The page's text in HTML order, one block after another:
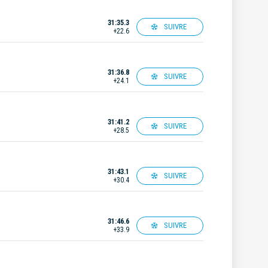
31:35.3
+22.6
SUIVRE
31:36.8
+24.1
SUIVRE
31:41.2
+28.5
SUIVRE
31:43.1
+30.4
SUIVRE
31:46.6
+33.9
SUIVRE